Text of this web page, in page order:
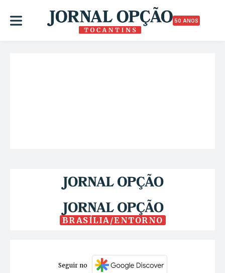
50 ANOS
BRASÍLIA/ENTORNO
Seguir no